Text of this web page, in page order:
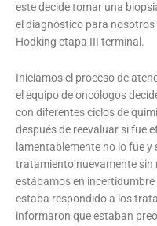
este decide tomar una
el diagnóstico para
Hodking etapa III terminal.
Iniciamos el proceso de
el equipo de oncólogos
con diferentes ciclos de
después de reevaluar si fue
lamentablemente no lo fue y
tratamiento nuevamente sin
estábamos en
estaba respondido a los
informaron que estaban